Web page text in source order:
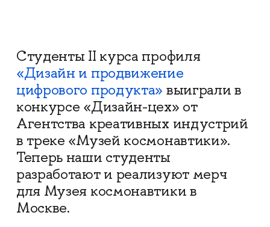
Студенты II курса профиля
«Дизайн и продвижение
цифрового продукта» выиграли в
конкурсе «Дизайн-цех» от
Агентства креативных индустрий
в треке «Музей космонавтики».
Теперь наши студенты
разработают и реализуют мерч
для Музея космонавтики в
Москве.